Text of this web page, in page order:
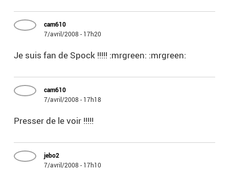
cam610
7/avril/2008 - 17h20
Je suis fan de Spock !!!!! :mrgreen: :mrgreen:
cam610
7/avril/2008 - 17h18
Presser de le voir !!!!!
jebo2
7/avril/2008 - 17h10